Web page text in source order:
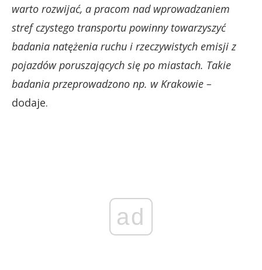
warto rozwijać, a pracom nad wprowadzaniem
stref czystego transportu powinny towarzyszyć
badania natężenia ruchu i rzeczywistych emisji z
pojazdów poruszających się po miastach. Takie
badania przeprowadzono np. w Krakowie –
dodaje.
ad